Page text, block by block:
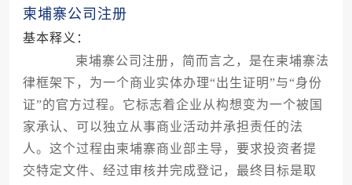
柬埔寨公司注册
基本释义：
柬埔寨公司注册，简而言之，是在柬埔寨法
律框架下，为一个商业实体办理“出生证明”与“身份
证”的官方过程。它标志着企业从构想变为一个被国
家承认、可以独立从事商业活动并承担责任的法
人。这个过程由柬埔寨商业部主导，要求投资者提
交特定文件、经过审核并完成登记，最终目标是取